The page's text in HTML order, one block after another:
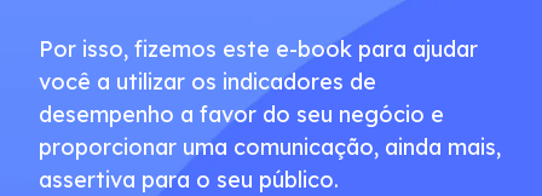
Por isso, fizemos este e-book para ajudar
você a utilizar os indicadores de
desempenho a favor do seu negócio e
proporcionar uma comunicação, ainda mais,
assertiva para o seu público.